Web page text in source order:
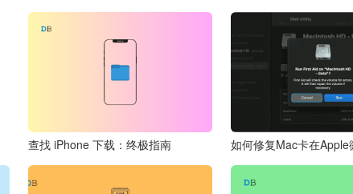
查找 iPhone 下载：终极指南 如何修复Mac卡在Apple